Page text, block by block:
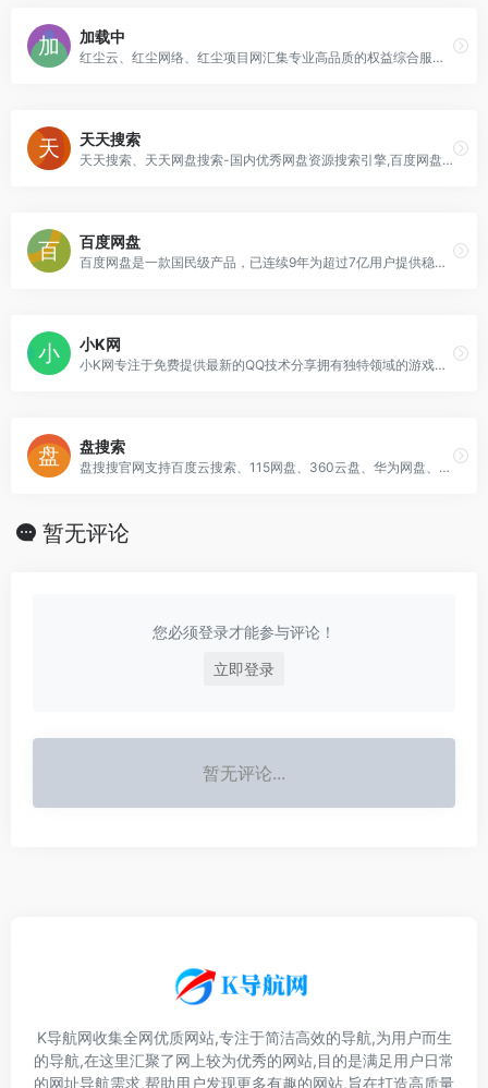
加载中
红尘云、红尘网络、红尘项目网汇集专业高品质的权益综合服务以及网赚项目网平台
天天搜索
天天搜索、天天网盘搜索-国内优秀网盘资源搜索引擎,百度网盘搜索,百度云搜索,支持百度网盘搜索,360云盘资源搜索,迅雷快传搜索,城通网盘搜索,华为DBank网盘
百度网盘
百度网盘是一款国民级产品，已连续9年为超过7亿用户提供稳定、安全的个人云存储服务，已实现电脑、手机、电视等多种终端场景的覆盖和互联，并支持多类型文件的备份、分享、查看和处理
小K网
小K网专注于免费提供最新的QQ技术分享拥有独特领域的游戏资源,专业负责人掌控QQ活动动态,多方面性质资源分享,免费源码交流学习基地,绿色、安全、搞笑的软件基地.
盘搜索
盘搜搜官网支持百度云搜索、115网盘、360云盘、华为网盘、新浪微盘等搜索服务，是您工作、学习、娱乐的网盘搜索神器。
暂无评论
您必须登录才能参与评论！
立即登录
暂无评论...
K导航网收集全网优质网站,专注于简洁高效的导航,为用户而生
的导航,在这里汇聚了网上较为优秀的网站,目的是满足用户日常
的网址导航需求,帮助用户发现更多有趣的网站,旨在打造高质量